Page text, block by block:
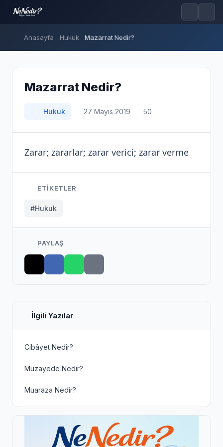
Anasayfa Hukuk Mazarrat Nedir?
Mazarrat Nedir?
Hukuk 27 Mayıs 2019 50
Zarar; zararlar; zarar verici; zarar verme
ETIKETLER
#Hukuk
PAYLAŞ
İlgili Yazılar
Cibâyet Nedir?
Müzayede Nedir?
Muaraza Nedir?